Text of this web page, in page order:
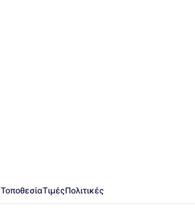
ΤοποθεσίαΤιμέςΠολιτικές